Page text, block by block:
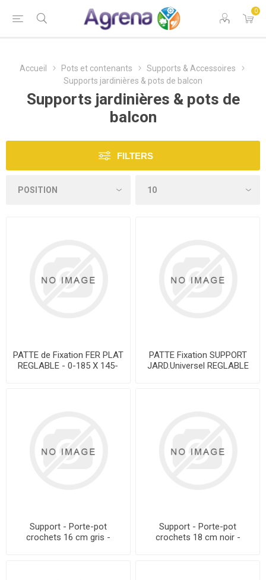
0
Accueil Pots et contenants
Supports & Accessoires
Supports jardinières & pots de balcon
Supports jardinières & pots de
balcon
FILTERS
PATTE de Fixation FER PLAT
REGLABLE - 0-185 X 145-
PATTE Fixation SUPPORT
JARD.Universel REGLABLE
Support - Porte-pot
crochets 16 cm gris -
Support - Porte-pot
crochets 18 cm noir -